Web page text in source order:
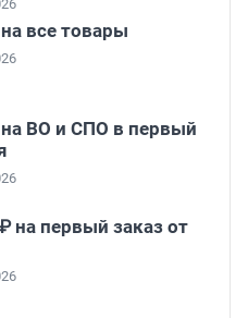
все товары
ВО и СПО в первый
на первый заказ от